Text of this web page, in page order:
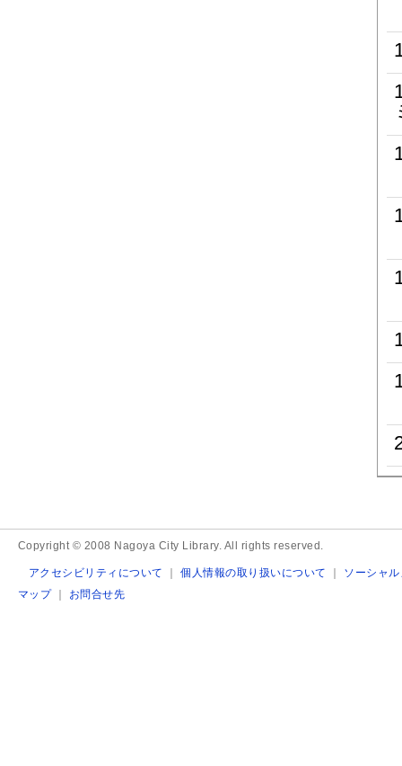
Copyright © 2008 Nagoya City Library. All rights reserved.
アクセシビリティについて ｜個人情報の取り扱いについて ｜ ソーシャ
マップ｜ お問合せ先